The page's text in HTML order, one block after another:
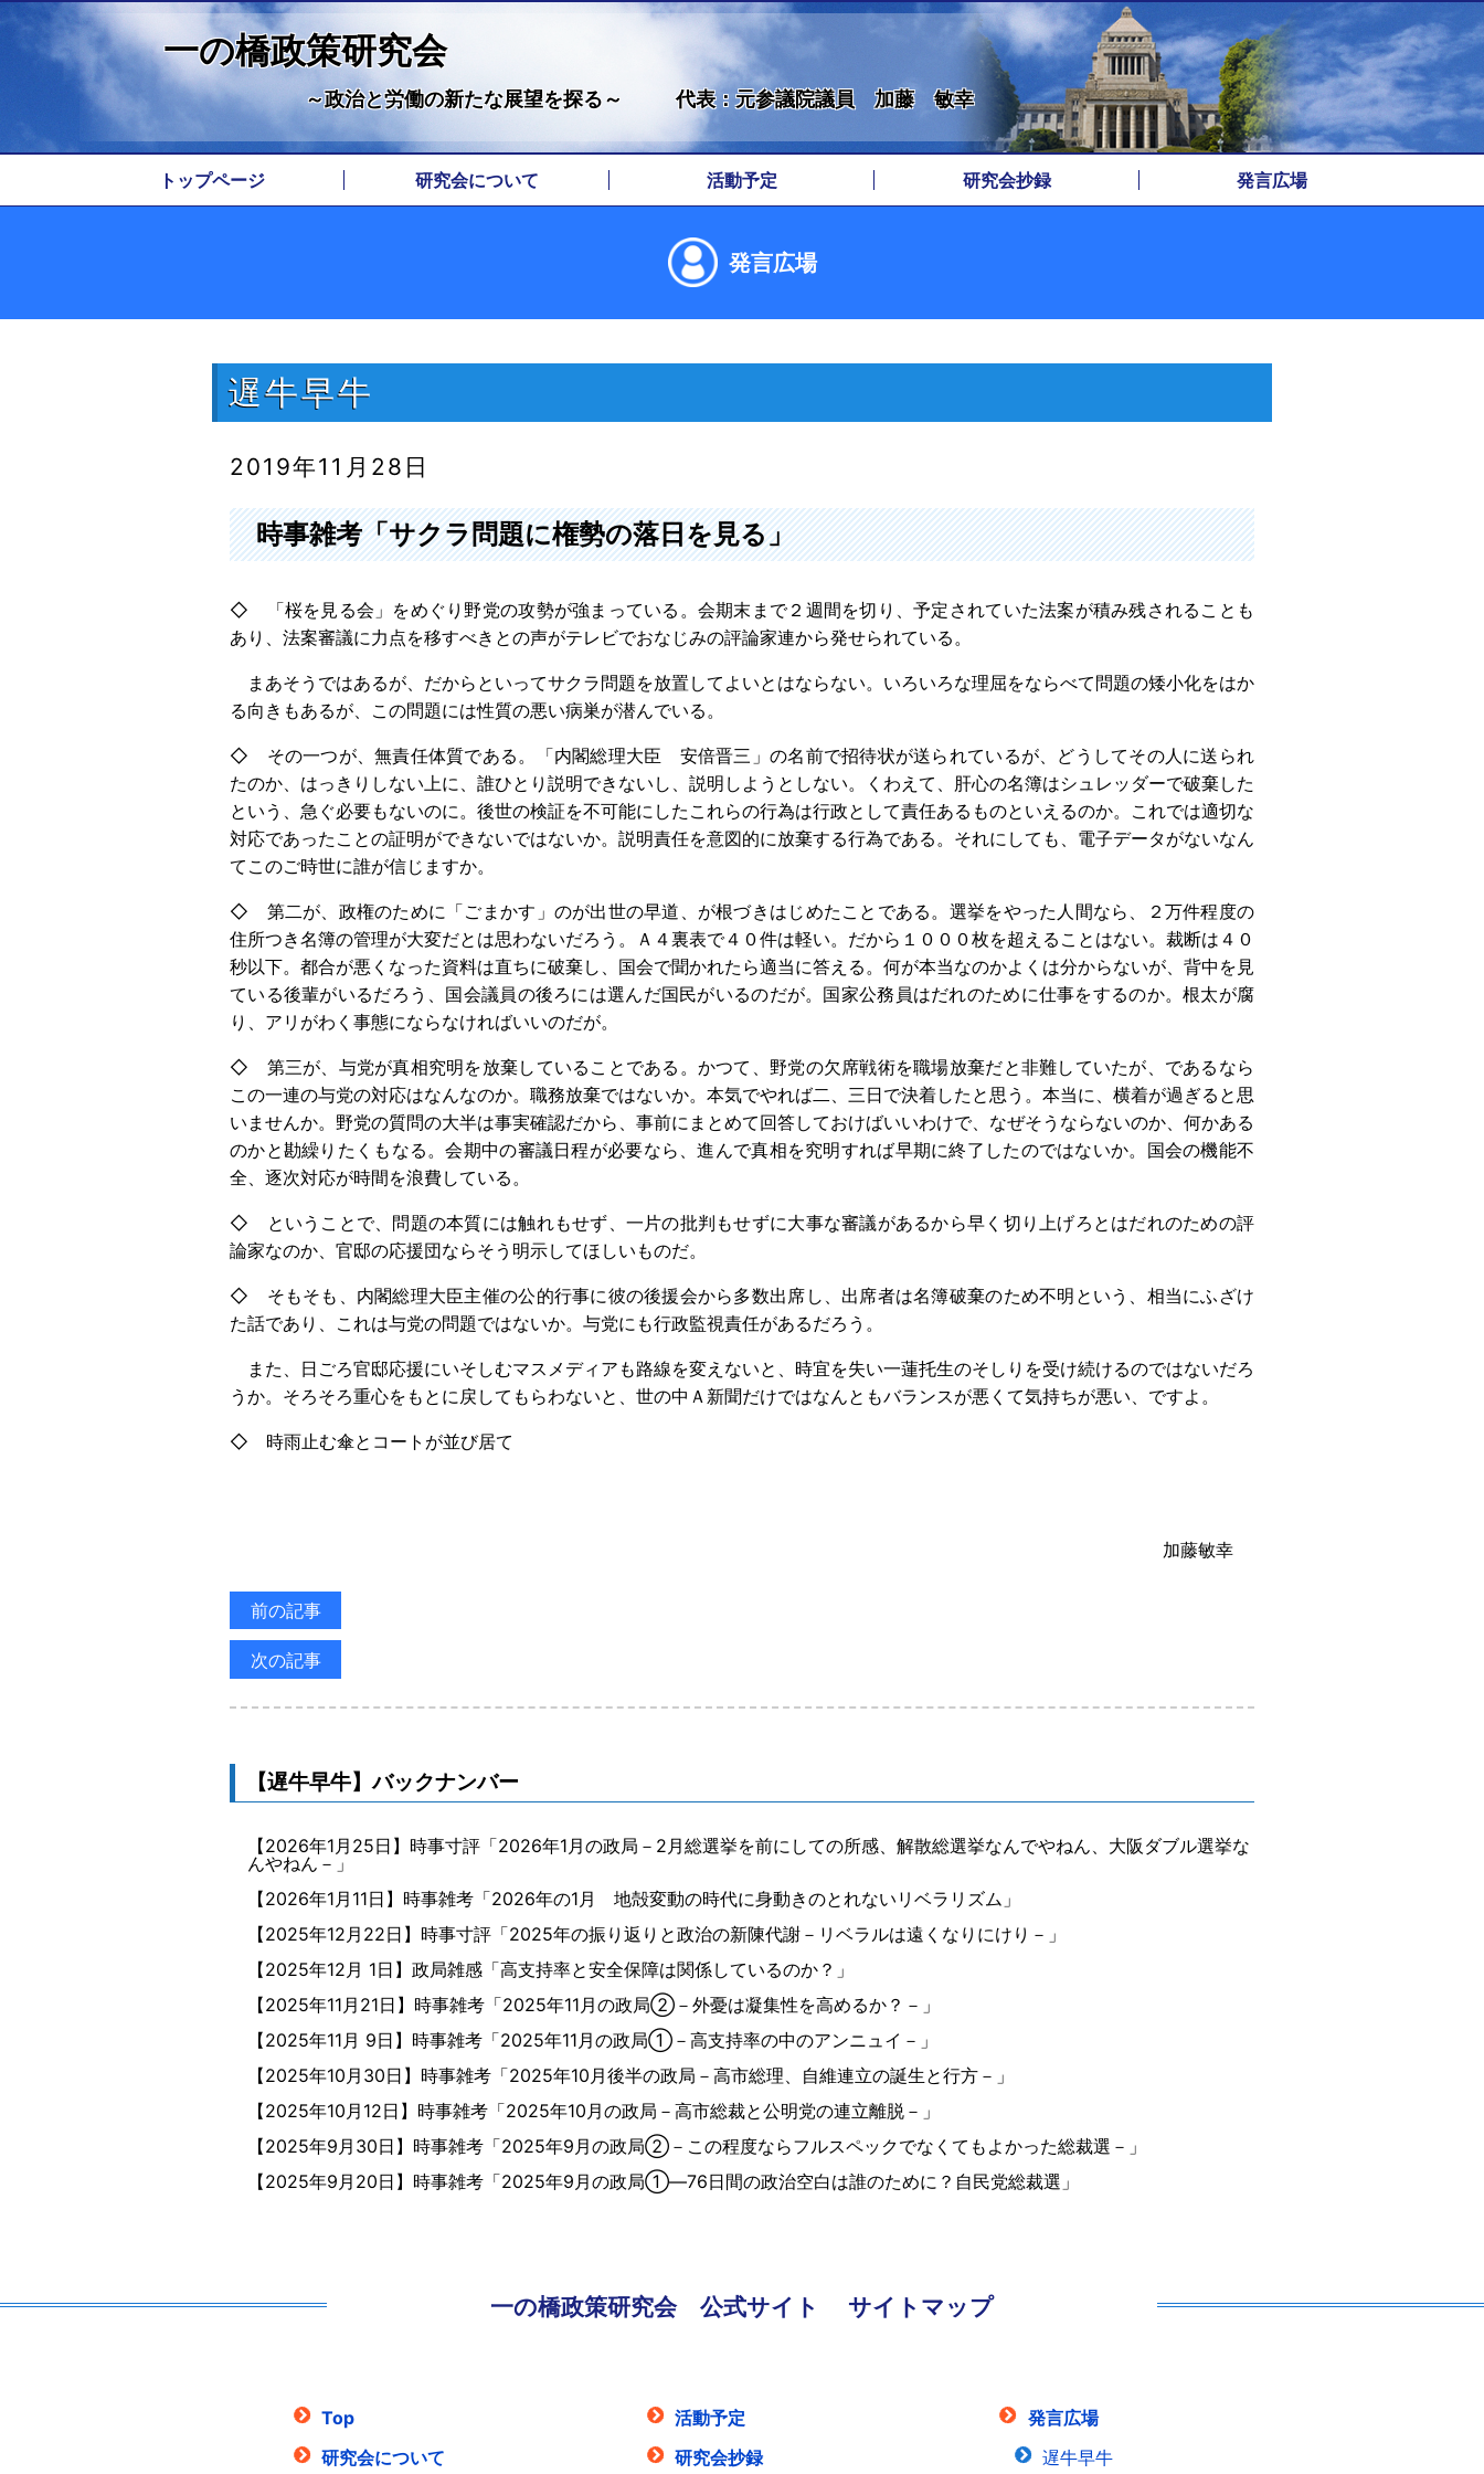
一の橋政策研究会
～政治と労働の新たな展望を探る～ 代表：元参議院議員 加藤 敏幸
トップページ 研究会について 活動予定 研究会抄録 発言広場
発言広場
遅牛早牛
2019年11月28日
時事雑考「サクラ問題に権勢の落日を見る」
◇ 「桜を見る会」をめぐり野党の攻勢が強まっている。会期末まで２週間を切り、予定されていた法案が積み残されることも
あり、法案審議に力点を移すべきとの声がテレビでおなじみの評論家連から発せられている。
まあそうではあるが、だからといってサクラ問題を放置してよいとはならない。いろいろな理屈をならべて問題の矮小化をはか
る向きもあるが、この問題には性質の悪い病巣が潜んでいる。
◇ その一つが、無責任体質である。「内閣総理大臣 安倍晋三」の名前で招待状が送られているが、どうしてその人に送られ
たのか、はっきりしない上に、誰ひとり説明できないし、説明しようとしない。くわえて、肝心の名簿はシュレッダーで破棄した
という、急ぐ必要もないのに。後世の検証を不可能にしたこれらの行為は行政として責任あるものといえるのか。これでは適切な
対応であったことの証明ができないではないか。説明責任を意図的に放棄する行為である。それにしても、電子データがないなん
てこのご時世に誰が信じますか。
◇ 第二が、政権のために「ごまかす」のが出世の早道、が根づきはじめたことである。選挙をやった人間なら、２万件程度の
住所つき名簿の管理が大変だとは思わないだろう。Ａ４裏表で４０件は軽い。だから１０００枚を超えることはない。裁断は４０
秒以下。都合が悪くなった資料は直ちに破棄し、国会で聞かれたら適当に答える。何が本当なのかよくは分からないが、背中を見
ている後輩がいるだろう、国会議員の後ろには選んだ国民がいるのだが。国家公務員はだれのために仕事をするのか。根太が腐
り、アリがわく事態にならなければいいのだが。
◇ 第三が、与党が真相究明を放棄していることである。かつて、野党の欠席戦術を職場放棄だと非難していたが、であるなら
この一連の与党の対応はなんなのか。職務放棄ではないか。本気でやれば二、三日で決着したと思う。本当に、横着が過ぎると思
いませんか。野党の質問の大半は事実確認だから、事前にまとめて回答しておけばいいわけで、なぜそうならないのか、何かある
のかと勘繰りたくもなる。会期中の審議日程が必要なら、進んで真相を究明すれば早期に終了したのではないか。国会の機能不
全、逐次対応が時間を浪費している。
◇ ということで、問題の本質には触れもせず、一片の批判もせずに大事な審議があるから早く切り上げろとはだれのための評
論家なのか、官邸の応援団ならそう明示してほしいものだ。
◇ そもそも、内閣総理大臣主催の公的行事に彼の後援会から多数出席し、出席者は名簿破棄のため不明という、相当にふざけ
た話であり、これは与党の問題ではないか。与党にも行政監視責任があるだろう。
また、日ごろ官邸応援にいそしむマスメディアも路線を変えないと、時宜を失い一蓮托生のそしりを受け続けるのではないだろ
うか。そろそろ重心をもとに戻してもらわないと、世の中Ａ新聞だけではなんともバランスが悪くて気持ちが悪い、ですよ。
◇ 時雨止む傘とコートが並び居て
加藤敏幸
前の記事
次の記事
【遅牛早牛】バックナンバー
【2026年1月25日 】 時事寸評「2026年1月の政局－2月総選挙を前にしての所感、解散総選挙なんでやねん、大阪ダブル選挙な
んやねん－」
【2026年1月11日 】 時事雑考「2026年の1月 地殻変動の時代に身動きのとれないリベラリズム」
【2025年12月22日 】 時事寸評「2025年の振り返りと政治の新陳代謝－リベラルは遠くなりにけり－」
【2025年12月 1日 】 政局雑感「高支持率と安全保障は関係しているのか？」
【2025年11月21日 】 時事雑考「2025年11月の政局②－外憂は凝集性を高めるか？－」
【2025年11月 9日 】 時事雑考「2025年11月の政局①－高支持率の中のアンニュイ－」
【2025年10月30日 】 時事雑考「2025年10月後半の政局－高市総理、自維連立の誕生と行方－」
【2025年10月12日 】 時事雑考「2025年10月の政局－高市総裁と公明党の連立離脱－」
【2025年9月30日 】 時事雑考「2025年9月の政局②－この程度ならフルスペックでなくてもよかった総裁選－」
【2025年9月20日 】 時事雑考「2025年9月の政局①―76日間の政治空白は誰のために？自民党総裁選」
一の橋政策研究会 公式サイト サイトマップ
Top
研究会について
活動予定
研究会抄録
発言広場
遅牛早牛